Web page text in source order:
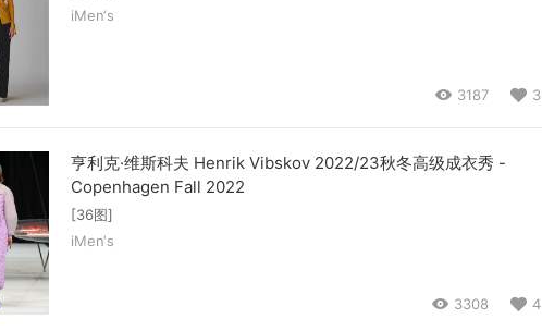
iMen‘s
3187 3
亨利克·维斯科夫 Henrik Vibskov 2022/23秋冬高级成衣秀 -
Copenhagen Fall 2022
[36图]
iMen‘s
3308 4